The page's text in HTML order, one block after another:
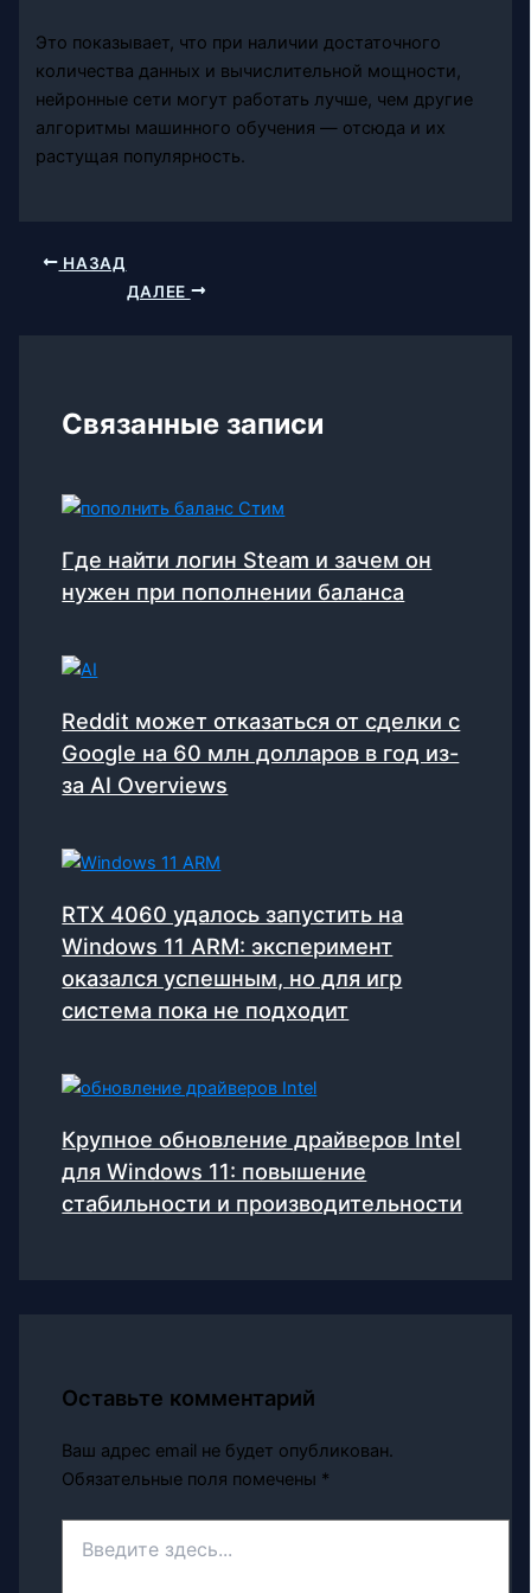
Это показывает, что при наличии достаточного
количества данных и вычислительной мощности,
нейронные сети могут работать лучше, чем другие
алгоритмы машинного обучения — отсюда и их
растущая популярность.
НАЗАД
ДАЛЕЕ
Связанные записи
Где найти логин Steam и зачем он
нужен при пополнении баланса
Reddit может отказаться от сделки с
Google на 60 млн долларов в год из-
за AI Overviews
RTX 4060 удалось запустить на
Windows 11 ARM: эксперимент
оказался успешным, но для игр
система пока не подходит
Крупное обновление драйверов Intel
для Windows 11: повышение
стабильности и производительности
Оставьте комментарий
Ваш адрес email не будет опубликован.
Обязательные поля помечены *
здесь...